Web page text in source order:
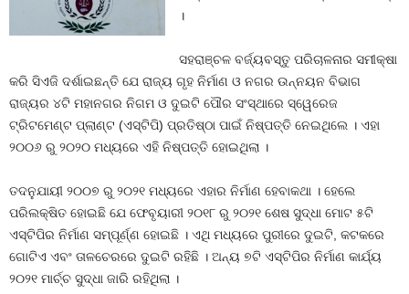
।
ସହରାଞ୍ଚଳ ବର୍ଜ୍ୟବସ୍ତୁ ପରିଚାଳନାର ସମୀକ୍ଷା
କରି ସିଏଜି ଦର୍ଶାଇଛନ୍ତି ଯେ ରାଜ୍ୟ ଗୃହ ନିର୍ମାଣ ଓ ନଗର ଉନ୍ନୟନ ବିଭାଗ
ରାଜ୍ୟର ୪ଟି ମହାନଗର ନିଗମ ଓ ଦୁଇଟି ପୌର ସଂସ୍ଥାରେ ସ୍ୱେରେଜ
ଟ୍ରିଟମେଣ୍ଟ ପ୍ଲାଣ୍ଟ (ଏସ୍‍ଟିପି) ପ୍ରତିଷ୍ଠା ପାଇଁ ନିଷ୍ପତ୍ତି ନେଇଥିଲେ । ଏହା
୨୦୦୬ ରୁ ୨୦୨୦ ମଧ୍ୟରେ ଏହି ନିଷ୍ପତ୍ତି ହୋଇଥିଲା ।
ତଦନୁଯାୟୀ ୨୦୦୭ ରୁ ୨୦୨୧ ମଧ୍ୟରେ ଏହାର ନିର୍ମାଣ ହେବାକଥା । ହେଲେ
ପରିଲକ୍ଷିତ ହୋଇଛି ଯେ ଫେବୃୟାରୀ ୨୦୧୮ ରୁ ୨୦୨୧ ଶେଷ ସୁଦ୍ଧା ମୋଟ ୫ଟି
ଏସ୍‍ଟିପିର ନିର୍ମାଣ ସମ୍ପୂର୍ଣ୍ଣ ହୋଇଛି । ଏଥି ମଧ୍ୟରେ ପୁରୀରେ ଦୁଇଟି, କଟକରେ
ଗୋଟିଏ ଏବଂ ତାଳଚେରରେ ଦୁଇଟି ରହିଛି । ଅନ୍ୟ ୭ଟି ଏସ୍‍ଟିପିର ନିର୍ମାଣ କାର୍ଯ୍ୟ
୨୦୨୧ ମାର୍ଚ୍ଚ ସୁଦ୍ଧା ଜାରି ରହିଥିଲା ।